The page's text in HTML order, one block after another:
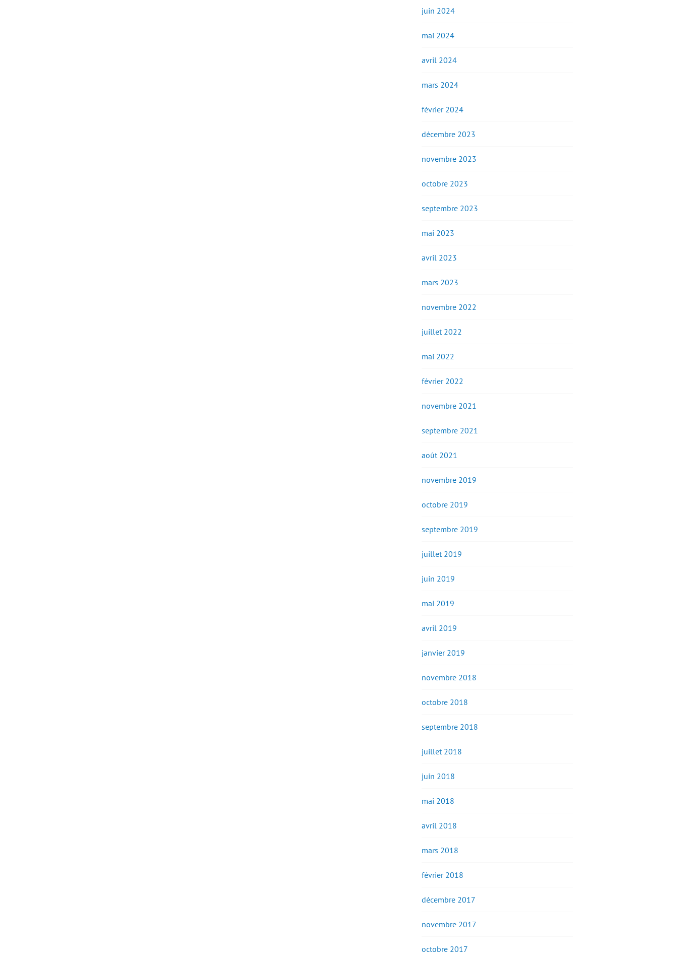
juin 2024
mai 2024
avril 2024
mars 2024
février 2024
décembre 2023
novembre 2023
octobre 2023
septembre 2023
mai 2023
avril 2023
mars 2023
novembre 2022
juillet 2022
mai 2022
février 2022
novembre 2021
septembre 2021
août 2021
novembre 2019
octobre 2019
septembre 2019
juillet 2019
juin 2019
mai 2019
avril 2019
janvier 2019
novembre 2018
octobre 2018
septembre 2018
juillet 2018
juin 2018
mai 2018
avril 2018
mars 2018
février 2018
décembre 2017
novembre 2017
octobre 2017